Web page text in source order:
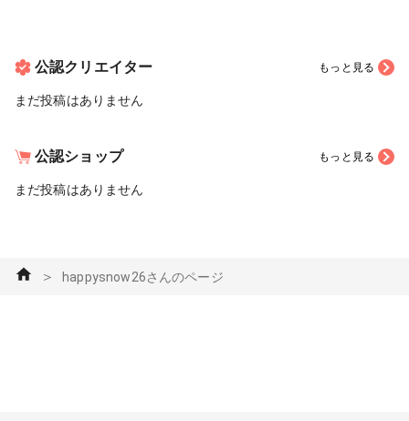
公認クリエイター もっと見る
まだ投稿はありません
公認ショップ もっと見る
まだ投稿はありません
＞ happysnow26さんのページ